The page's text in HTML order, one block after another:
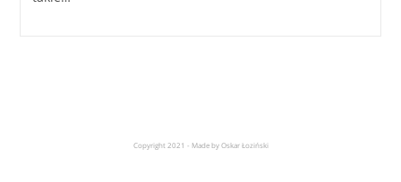
Copyright 2021 - Made by Oskar Łoziński